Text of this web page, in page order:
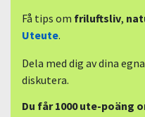
Få tips om friluftsliv,
Uteute.
Dela med dig av dina
diskutera.
Du får 1000 ute-poäng